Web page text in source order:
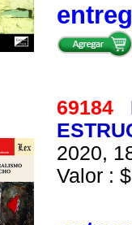
69184
2020,
Valor :